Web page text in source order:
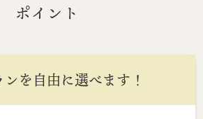
ポイント
を自由に選べます！